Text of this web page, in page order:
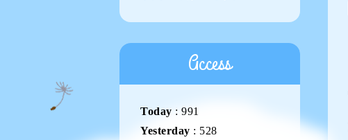
Access
Today : 991
Yesterday : 528